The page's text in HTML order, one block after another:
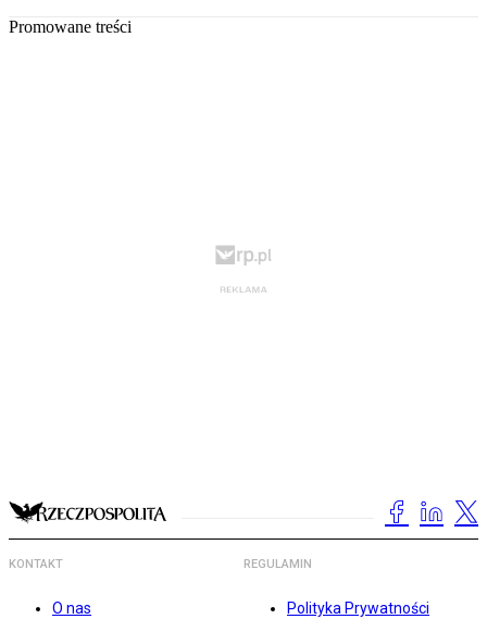
Promowane treści
KONTAKT
O nas
REGULAMIN
Polityka Prywatności